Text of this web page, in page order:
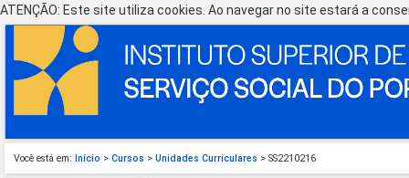
ATENÇÃO: Este site utiliza cookies. Ao navegar no site estará a
Você está em: Início > Cursos > Unidades Curriculares > SS2210216